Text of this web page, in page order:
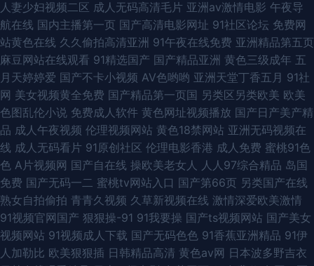
品 wwwAV天撸 91白丝国产 亚洲黄色小说网站 日本成人a视频 欧美性爱天天
色色网
人妻少妇视频二区 成人无码高清毛片 亚洲av激情电影 午夜导
航在线 国内主播第一页 国产高清电影网址 91社区论坛 免费网
站黄色在线 久久偷拍高清亚洲 91午夜在线免费 亚洲精品第五页
麻豆网站在线观看 91精选国产 国产精品亚洲 黄色三级成年 五
月天婷婷爱 国产不卡小视频 AV色哟哟 亚洲天堂丁香五月 91社
网 美女视频黄全免费 国产精品第一页国 另类区另类欧美 欧美
色图乱伦小说 免费成人软件 黄色网址视频播放 国产日产美产精
品 成人午夜视频 伦理视频网站 黄色18禁网站 亚洲无码视频在
线 成人无码看片 91原创社区 伦理电影香港 成人免费 蜜桃91色
色 A片视频网 国产自在线 操欧美老女人 人人97综合精品 岛国
免费 国产无码一二 蜜桃tv网站入口 国产第66页 另类国产在线
熟女自拍偷拍 青青久视频 久草新视频在线 激情深爱欧美激情
91视频官网国产 狠狠操-91 91我要操 国产ts视频网站 国产美女
视频网站 91视频成人下载 国产无码色色 91香蕉亚洲精品 91伊
人加勒比 欧美狠狠插 日韩精品高清 黄色av网 日本波多野吉衣